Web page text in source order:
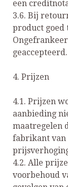
een
3.6. Bij
product goed
geaccepteerd.
4. Prijzen
4.1. Prijzen
aanbieding
maatregelen
fabrikant van
4.2. Alle
voorbehoud